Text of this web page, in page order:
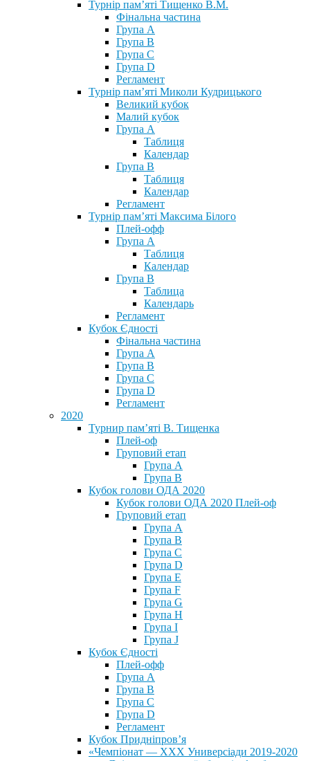
Турнір пам’яті Тищенко В.М.
Фінальна частина
Група А
Група В
Група С
Група D
Регламент
Турнір пам’яті Миколи Кудрицького
Великий кубок
Малий кубок
Група А
Таблиця
Календар
Група В
Таблиця
Календар
Регламент
Турнір пам’яті Максима Білого
Плей-офф
Група А
Таблиця
Календар
Група В
Таблица
Календарь
Регламент
Кубок Єдності
Фінальна частина
Група А
Група В
Група С
Група D
Регламент
2020
Турнир пам’яті В. Тищенка
Плей-оф
Груповий етап
Група А
Група В
Кубок голови ОДА 2020
Кубок голови ОДА 2020 Плей-оф
Груповий етап
Група A
Група B
Група C
Група D
Група E
Група F
Група G
Група H
Група I
Група J
Кубок Єдності
Плей-офф
Група А
Група В
Група С
Група D
Регламент
Кубок Придніпров’я
«Чемпіонат — ХХХ Универсіади 2019-2020